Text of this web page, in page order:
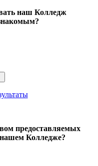
наш Колледж
предоставляемых
нашем Колледже?